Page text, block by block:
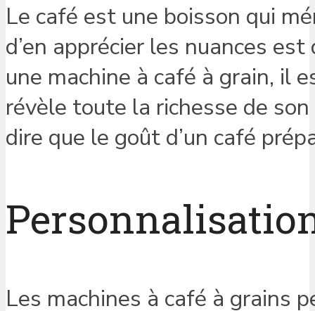
Le café est une boisson qui
d’en apprécier les nuances
une machine à café à grain, il
révèle toute la richesse de
dire que le goût d’un café
Les machines à café à grains